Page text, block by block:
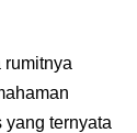
rumitnya
ternyata